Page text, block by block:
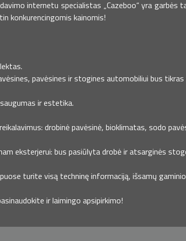
internetu specialistas „Cazeboo“ yra garbės
konkurencingomis kainomis!
pavėsines ir stogines automobiliui bus tikras
ir estetika.
drobinė pavėsinė, bioklimatas, sodo
eksterjerui: bus pasiūlyta drobė ir atsarginės
turite visą techninę informaciją, išsamų
ir laimingo apsipirkimo!